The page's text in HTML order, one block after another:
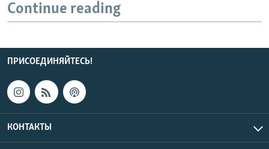
Continue reading
ПРИСОЕДИНЯЙТЕСЬ!
КОНТАКТЫ